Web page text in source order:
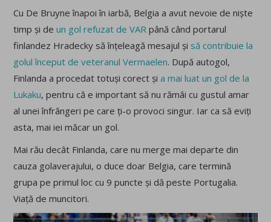
Cu De Bruyne înapoi în iarbă, Belgia a avut nevoie de niște
timp și deun gol refuzat de VAR până când portarul
finlandez Hradecky să înțeleagă mesajul și să contribuie la
golul început de veteranul Vermaelen. După autogol,
Finlanda a procedat totuși corect șia mai luat un gol de la
Lukaku, pentru că e important să nu rămâi cu gustul amar
al unei înfrângeri pe care ți-o provoci singur. Iar ca să eviți
asta, mai iei măcar un gol.
Mai rău decât Finlanda, care nu merge mai departe din
cauza golaverajului, o duce doar Belgia, care termină
grupa pe primul loc cu 9 puncte și dă peste Portugalia.
Viață de muncitori.